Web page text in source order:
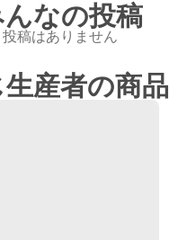
んなの投稿
投稿はありません
生産者の商品